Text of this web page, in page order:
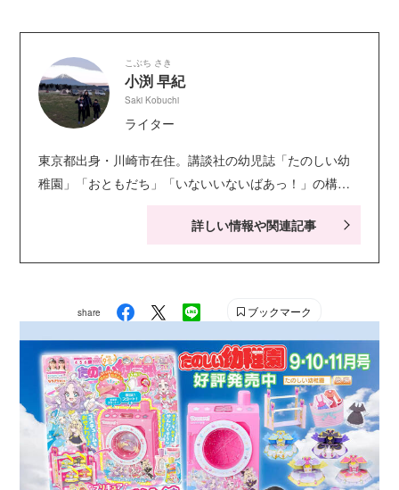
こぶち さき
小渕 早紀
Saki Kobuchi
ライター
東京都出身・川崎市在住。講談社の幼児誌「たのしい幼
稚園」「おともだち」「いないいないばあっ！」の構
ック・知育ドリルなども手がける。現在小学生の娘２人
詳しい情報や関連記事
share ブックマーク